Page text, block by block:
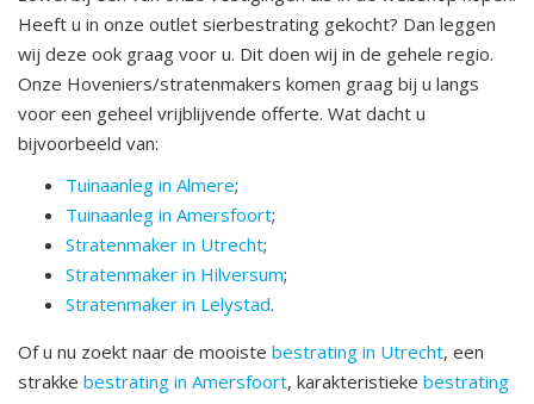
Heeft u in onze outlet sierbestrating gekocht? Dan leggen
wij deze ook graag voor u. Dit doen wij in de gehele regio.
Onze Hoveniers/stratenmakers komen graag bij u langs
voor een geheel vrijblijvende offerte. Wat dacht u
bijvoorbeeld van:
Tuinaanleg in Almere;
Tuinaanleg in Amersfoort;
Stratenmaker in Utrecht;
Stratenmaker in Hilversum;
Stratenmaker in Lelystad.
Of u nu zoekt naar de mooiste bestrating in Utrecht, een
strakke bestrating in Amersfoort, karakteristieke bestrating